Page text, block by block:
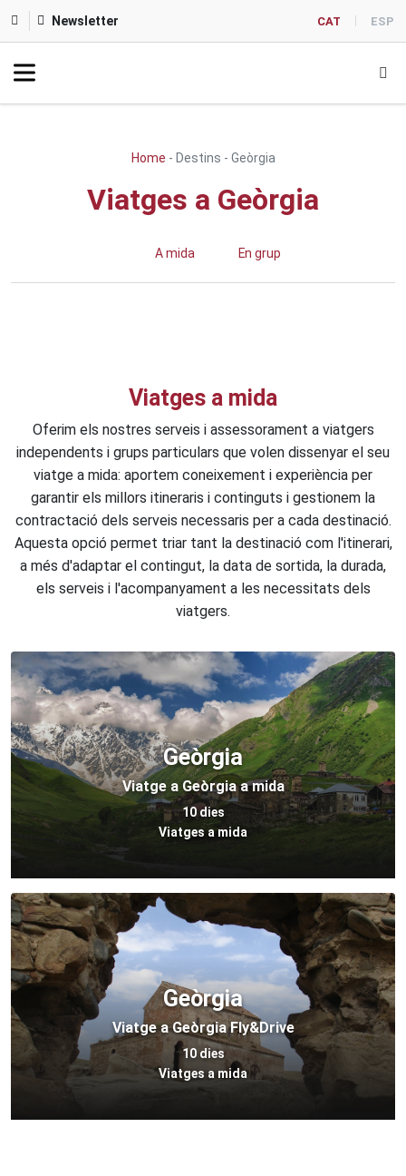
Newsletter CAT ESP
Home - Destins - Geòrgia
Viatges a Geòrgia
A mida En grup
Viatges a mida
Oferim els nostres serveis i assessorament a viatgers
independents i grups particulars que volen dissenyar el seu
viatge a mida: aportem coneixement i experiència per
garantir els millors itineraris i continguts i gestionem la
contractació dels serveis necessaris per a cada destinació.
Aquesta opció permet triar tant la destinació com l'itinerari,
a més d'adaptar el contingut, la data de sortida, la durada,
els serveis i l'acompanyament a les necessitats dels
viatgers.
Geòrgia
Viatge a Geòrgia a mida
10 dies
Viatges a mida
Geòrgia
Viatge a Geòrgia Fly&Drive
10 dies
Viatges a mida